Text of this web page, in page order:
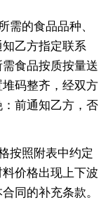
需的食品品种、
乙方指定联系
食品按质按量送
码整齐，经双方
前通知乙方，否
按照附表中约定
价格出现上下波
同的补充条款。